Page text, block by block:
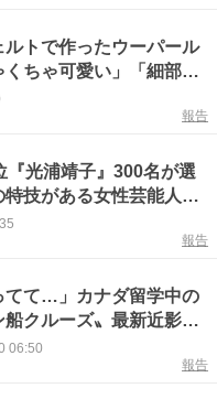
トで作ったウーパール
ちゃ可愛い」「細部の
報告
『光浦靖子』300名が選
技がある女性芸能人】
報告
てて…」カナダ留学中の
クルーズ〟最新近影に
ね」「素敵なチャレン
06:50
報告